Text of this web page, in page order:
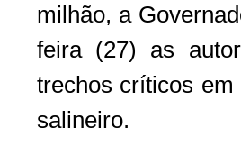
milhão, a
feira (27) as
trechos críticos
salineiro.